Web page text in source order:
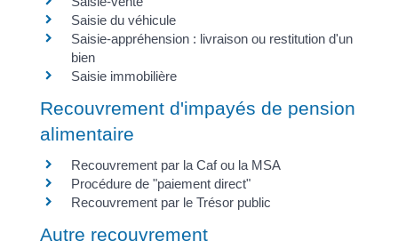
Saisie du véhicule
Saisie-appréhension : livraison ou restitution d'un
bien
Saisie immobilière
Recouvrement d'impayés de pension
alimentaire
Recouvrement par la Caf ou la MSA
Procédure de "paiement direct"
Recouvrement par le Trésor public
Autre recouvrement